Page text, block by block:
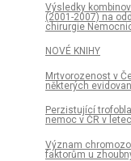
Výsledky
(2001-2007) na
chirurgie
NOVÉ KNIHY
Mrtvorozenost v
některých
Perzistující
nemoc v ČR v
Význam
faktorům u